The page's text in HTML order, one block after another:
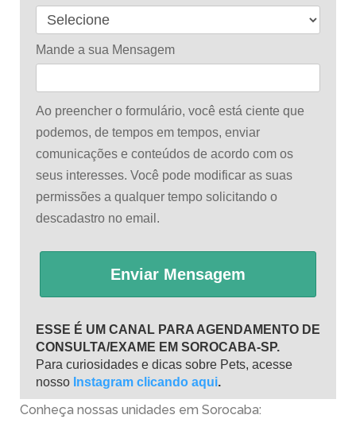
Mande a sua Mensagem
Ao preencher o formulário, você está ciente que
podemos, de tempos em tempos, enviar
comunicações e conteúdos de acordo com os
seus interesses. Você pode modificar as suas
permissões a qualquer tempo solicitando o
descadastro no email.
Enviar Mensagem
ESSE É UM CANAL PARA AGENDAMENTO DE
CONSULTA/EXAME EM SOROCABA-SP.
Para curiosidades e dicas sobre Pets, acesse
nosso Instagram clicando aqui.
Conheça nossas unidades em Sorocaba: